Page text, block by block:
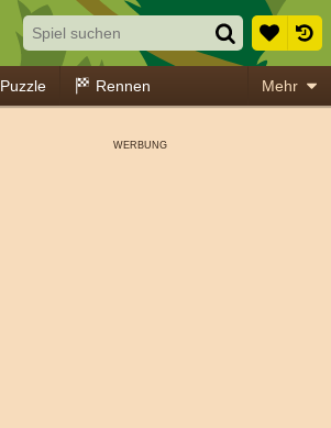
Puzzle Rennen Mehr